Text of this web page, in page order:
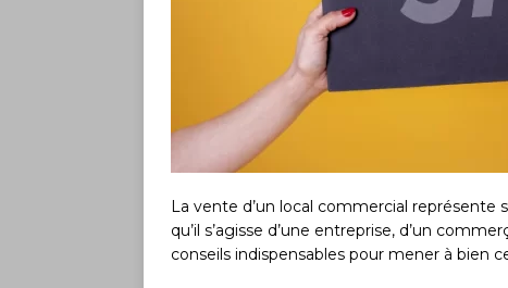
La vente d’un local commercial
qu’il s’agisse d’une entreprise, d’un
conseils indispensables pour mener à bien